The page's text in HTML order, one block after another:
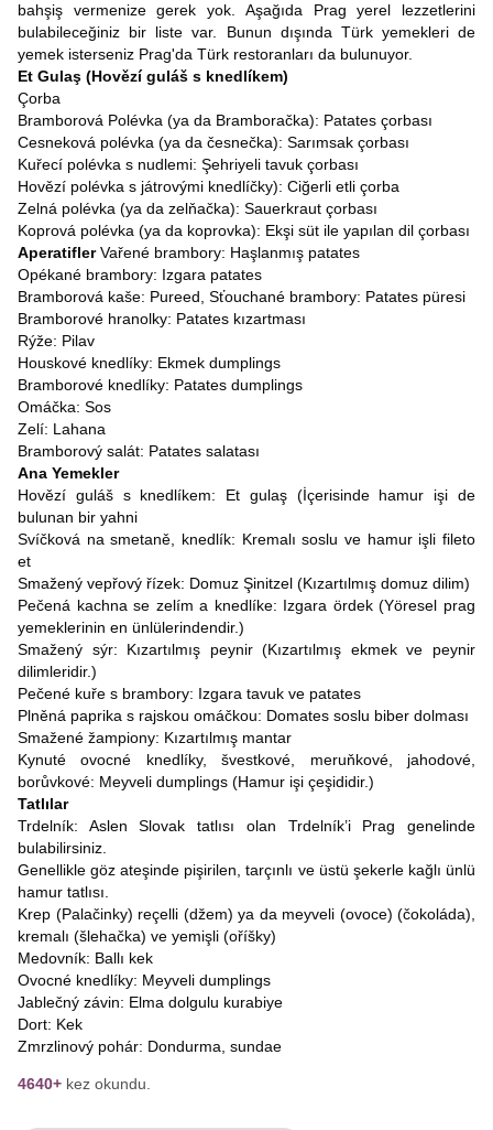
bahşiş vermenize gerek yok. Aşağıda Prag yerel lezzetlerini
bulabileceğiniz bir liste var. Bunun dışında Türk yemekleri de
yemek isterseniz Prag'da Türk restoranları da bulunuyor.
Et Gulaş (Hovězí guláš s knedlíkem)
Çorba
Bramborová Polévka (ya da Bramboračka): Patates çorbası
Cesneková polévka (ya da česnečka): Sarımsak çorbası
Kuřecí polévka s nudlemi: Şehriyeli tavuk çorbası
Hovězí polévka s játrovými knedlíčky): Ciğerli etli çorba
Zelná polévka (ya da zelňačka): Sauerkraut çorbası
Koprová polévka (ya da koprovka): Ekşi süt ile yapılan dil çorbası
AperatiflerVařené brambory: Haşlanmış patates
Opékané brambory: Izgara patates
Bramborová kaše: Pureed, Sťouchané brambory: Patates püresi
Bramborové hranolky: Patates kızartması
Rýže: Pilav
Houskové knedlíky: Ekmek dumplings
Bramborové knedlíky: Patates dumplings
Omáčka: Sos
Zelí: Lahana
Bramborový salát: Patates salatası
Ana Yemekler
Hovězí guláš s knedlíkem: Et gulaş (İçerisinde hamur işi de
bulunan bir yahni
Svíčková na smetaně, knedlík: Kremalı soslu ve hamur işli fileto
et
Smažený vepřový řízek: Domuz Şinitzel (Kızartılmış domuz dilim)
Pečená kachna se zelím a knedlíke: Izgara ördek (Yöresel prag
yemeklerinin en ünlülerindendir.)
Smažený sýr: Kızartılmış peynir (Kızartılmış ekmek ve peynir
dilimleridir.)
Pečené kuře s brambory: Izgara tavuk ve patates
Plněná paprika s rajskou omáčkou: Domates soslu biber dolması
Smažené žampiony: Kızartılmış mantar
Kynuté ovocné knedlíky, švestkové, meruňkové, jahodové,
borůvkové: Meyveli dumplings (Hamur işi çeşididir.)
Tatlılar
Trdelník: Aslen Slovak tatlısı olan Trdelník’i Prag genelinde
bulabilirsiniz.
Genellikle göz ateşinde pişirilen, tarçınlı ve üstü şekerle kağlı ünlü
hamur tatlısı.
Krep (Palačinky) reçelli (džem) ya da meyveli (ovoce) (čokoláda),
kremalı (šlehačka) ve yemişli (oříšky)
Medovník: Ballı kek
Ovocné knedlíky: Meyveli dumplings
Jablečný závin: Elma dolgulu kurabiye
Dort: Kek
Zmrzlinový pohár: Dondurma, sundae
4640+ kez okundu.